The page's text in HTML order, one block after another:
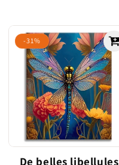
-31%
De belles libellules